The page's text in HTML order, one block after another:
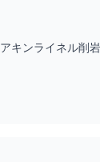
キンライネル削